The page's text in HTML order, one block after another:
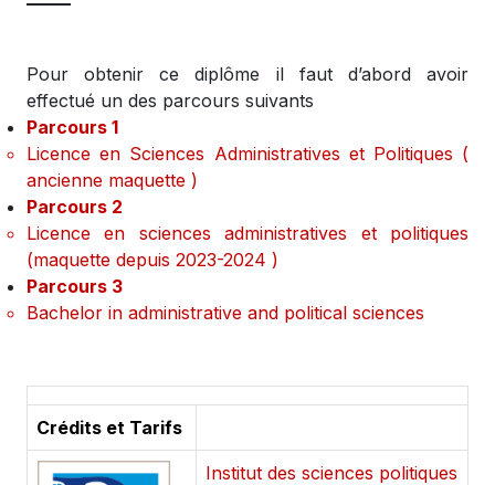
Pour obtenir ce diplôme il faut d’abord avoir
effectué un des parcours suivants
Parcours 1
Licence en Sciences Administratives et Politiques (
ancienne maquette )
Parcours 2
Licence en sciences administratives et politiques
(maquette depuis 2023-2024 )
Parcours 3
Bachelor in administrative and political sciences
Crédits et Tarifs
Institut des sciences politiques